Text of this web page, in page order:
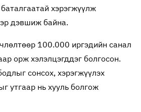
хэрэгжүүлж
дэвшиж байна.
100.000 иргэдийн санал
орж хэлэлцэгддэг болгосон.
сонсох, хэрэгжүүлэх
утгаар нь хууль болгож